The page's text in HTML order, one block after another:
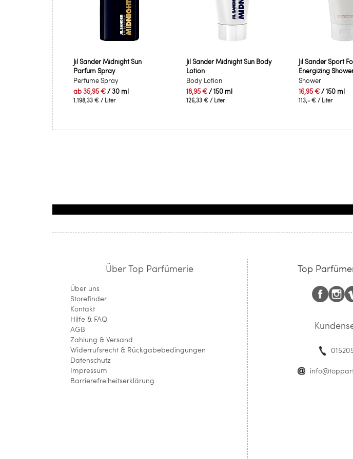
Jil Sander Midnight Sun
Parfum Spray
Perfume Spray
ab35,95 €/ 30 ml
1.198,33 € / Liter
Jil Sander Midnight Sun Body
Lotion
Body Lotion
18,95 €/ 150 ml
126,33 €/ Liter
Jil Sander Sport
Energizing
Shower
16,95 €/ 150 ml
113,- € / Liter
Über Top Parfümerie
Über uns
Storefinder
Kontakt
Hilfe & FAQ
AGB
Zahlung & Versand
Widerrufsrecht & Rückgabebedingungen
Datenschutz
Impressum
Barrierefreiheitserklärung
Top